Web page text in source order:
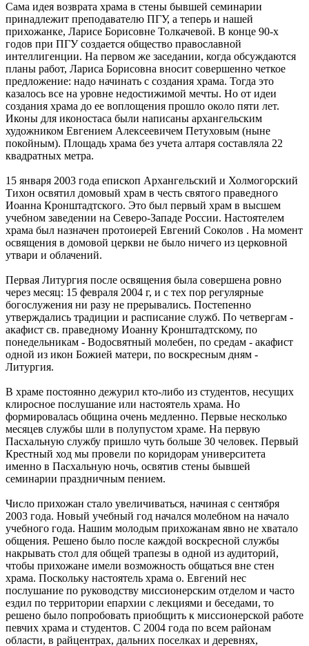
Сама идея возврата храма в стены бывшей семинарии
принадлежит преподавателю ПГУ, а теперь и нашей
прихожанке, Ларисе Борисовне Толкачевой. В конце 90-х
годов при ПГУ создается общество православной
интеллигенции. На первом же заседании, когда обсуждаются
планы работ, Лариса Борисовна вносит совершенно четкое
предложение: надо начинать с создания храма. Тогда это
казалось все на уровне недостижимой мечты. Но от идеи
создания храма до ее воплощения прошло около пяти лет.
Иконы для иконостаса были написаны архангельским
художником Евгением Алексеевичем Петуховым (ныне
покойным). Площадь храма без учета алтаря составляла 22
квадратных метра.
15 января 2003 года епископ Архангельский и Холмогорский
Тихон освятил домовый храм в честь святого праведного
Иоанна Кронштадтского. Это был первый храм в высшем
учебном заведении на Северо-Западе России. Настоятелем
храма был назначен протоиерей Евгений Соколов . На момент
освящения в домовой церкви не было ничего из церковной
утвари и облачений.
Первая Литургия после освящения была совершена ровно
через месяц: 15 февраля 2004 г, и с тех пор регулярные
богослужения ни разу не прерывались. Постепенно
утверждались традиции и расписание служб. По четвергам -
акафист св. праведному Иоанну Кронштадтскому, по
понедельникам - Водосвятный молебен, по средам - акафист
одной из икон Божией матери, по воскресным дням -
Литургия.
В храме постоянно дежурил кто-либо из студентов, несущих
клиросное послушание или настоятель храма. Но
формировалась община очень медленно. Первые несколько
месяцев службы шли в полупустом храме. На первую
Пасхальную службу пришло чуть больше 30 человек. Первый
Крестный ход мы провели по коридорам университета
именно в Пасхальную ночь, освятив стены бывшей
семинарии праздничным пением.
Число прихожан стало увеличиваться, начиная с сентября
2003 года. Новый учебный год начался молебном на начало
учебного года. Нашим молодым прихожанам явно не хватало
общения. Решено было после каждой воскресной службы
накрывать стол для общей трапезы в одной из аудиторий,
чтобы прихожане имели возможность общаться вне стен
храма. Поскольку настоятель храма о. Евгений нес
послушание по руководству миссионерским отделом и часто
ездил по территории епархии с лекциями и беседами, то
решено было попробовать приобщить к миссионерской работе
певчих храма и студентов. С 2004 года по всем районам
области, в райцентрах, дальних поселках и деревнях,